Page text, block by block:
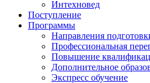
Интехновед
Поступление
Программы
Направления
Профессиональная
Повышение
Дополнительное
Экспресс обучение